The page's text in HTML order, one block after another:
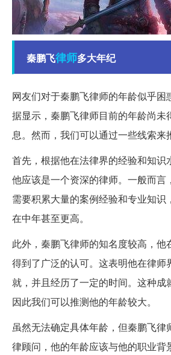
秦鹏飞律师多大年纪
网友们对于秦鹏飞律师的年龄似乎困
据显示，秦鹏飞律师目前的年龄尚未
息。然而，我们可以通过一些线索来
首先，根据他在法律界的经验和知识
他应该是一个资深的律师。一般而言
需要积累大量的案例经验和专业知识
在中年甚至更高。
此外，秦鹏飞律师的知名度较高，他
得到了广泛的认可。这表明他在律师
就，并且经历了一定的时间。这种成
因此我们可以推测他的年龄较大。
虽然无法确定具体年龄，但秦鹏飞律
律顾问，他的年龄应该与他的职业背